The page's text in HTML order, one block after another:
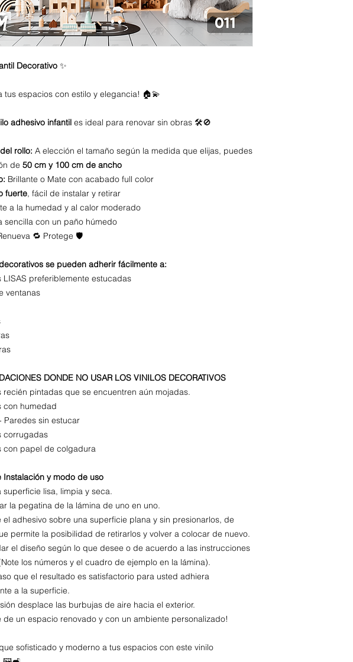
Decorativo ✨
tus espacios con estilo y elegancia! 🏠💫
adhesivo infantil es ideal para renovar sin obras 🛠️🚫
rollo: A elección el tamaño según la medida que elijas, puedes
de 50 cm y 100 cm de ancho
Brillante o Mate con acabado full color
fuerte, fácil de instalar y retirar
a la humedad y al calor moderado
sencilla con un paño húmedo
🔁 Protege 🛡️
se pueden adherir fácilmente a:
LISAS preferiblemente estucadas
ventanas
DONDE NO USAR LOS VINILOS DECORATIVOS
recién pintadas que se encuentren aún mojadas.
con humedad
Paredes sin estucar
corrugadas
con papel de colgadura
Instalación y modo de uso
superficie lisa, limpia y seca.
la pegatina de la lámina de uno en uno.
el adhesivo sobre una superficie plana y sin presionarlos, de
permite la posibilidad de retirarlos y volver a colocar de nuevo.
el diseño según lo que desee o de acuerdo a las instrucciones
los números y el cuadro de ejemplo en la lámina).
que el resultado es satisfactorio para usted adhiera
a la superficie.
desplace las burbujas de aire hacia el exterior.
de un espacio renovado y con un ambiente personalizado!
sofisticado y moderno a tus espacios con este vinilo